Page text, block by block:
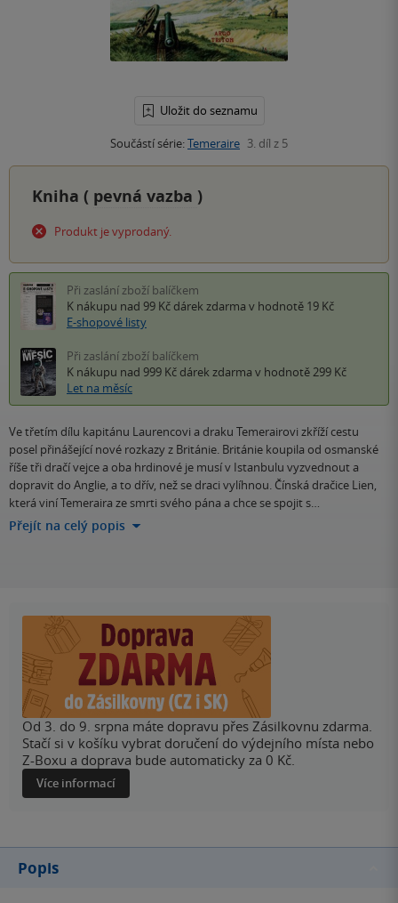
Uložit do seznamu
Součástí série:Temeraire 3. díl z 5
Kniha ( pevná vazba )
Produkt je vyprodaný.
Při zaslání zboží balíčkem
K nákupu nad 99 Kč dárek zdarma v hodnotě 19 Kč
E-shopové listy
Při zaslání zboží balíčkem
K nákupu nad 999 Kč dárek zdarma v hodnotě 299 Kč
Let na měsíc
Ve třetím dílu kapitánu Laurencovi a draku Temerairovi zkříží cestu
posel přinášející nové rozkazy z Británie. Británie koupila od osmanské
říše tři dračí vejce a oba hrdinové je musí v Istanbulu vyzvednout a
dopravit do Anglie, a to dřív, než se draci vylíhnou. Čínská dračice Lien,
která viní Temeraira ze smrti svého pána a chce se spojit s…
Přejít na celý popis
Od 3. do 9. srpna máte dopravu přes Zásilkovnu zdarma.
Stačí si v košíku vybrat doručení do výdejního místa nebo
Z-Boxu a doprava bude automaticky za 0 Kč.
Více informací
Popis